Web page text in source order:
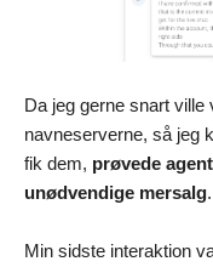
Da jeg gerne snart
navneserverne, så jeg
fik dem, prøvede
unødvendige mersalg.
Min sidste interaktion